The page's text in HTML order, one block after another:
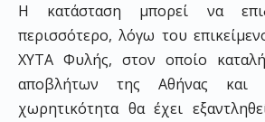
Η κατάσταση μπορεί να
περισσότερο, λόγω του
ΧΥΤΑ Φυλής, στον οποίο
αποβλήτων της Αθήνας
χωρητικότητα θα έχει